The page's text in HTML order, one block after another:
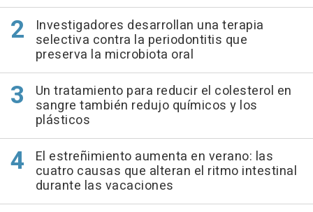
Investigadores desarrollan una terapia
selectiva contra la periodontitis que
preserva la microbiota oral
Un tratamiento para reducir el colesterol en
sangre también redujo químicos y los
plásticos
El estreñimiento aumenta en verano: las
cuatro causas que alteran el ritmo intestinal
durante las vacaciones